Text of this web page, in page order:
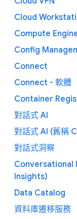
Cloud
Compute
Config
Connect
Connect - 軟體
Container
對話式 AI
對話式 AI (舊稱
對話式洞察
Conversational
Insights)
Data Catalog
資料庫遷移服務